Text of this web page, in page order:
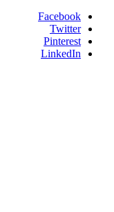
Facebook
Twitter
Pinterest
LinkedIn